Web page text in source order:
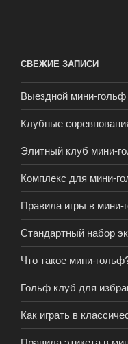
СВЕЖИЕ ЗАПИСИ
Выездной мини-гольф
Клубные
Элитный клуб мини-
Комплекс для мини-
Правила игры в мини-
Стандартный набор
Что такое мини-
Гольф клуб для
Как играть в